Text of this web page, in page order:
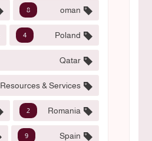
oman
8
Poland
4
Qatar
Resources & Services
Romania
2
Spain
9